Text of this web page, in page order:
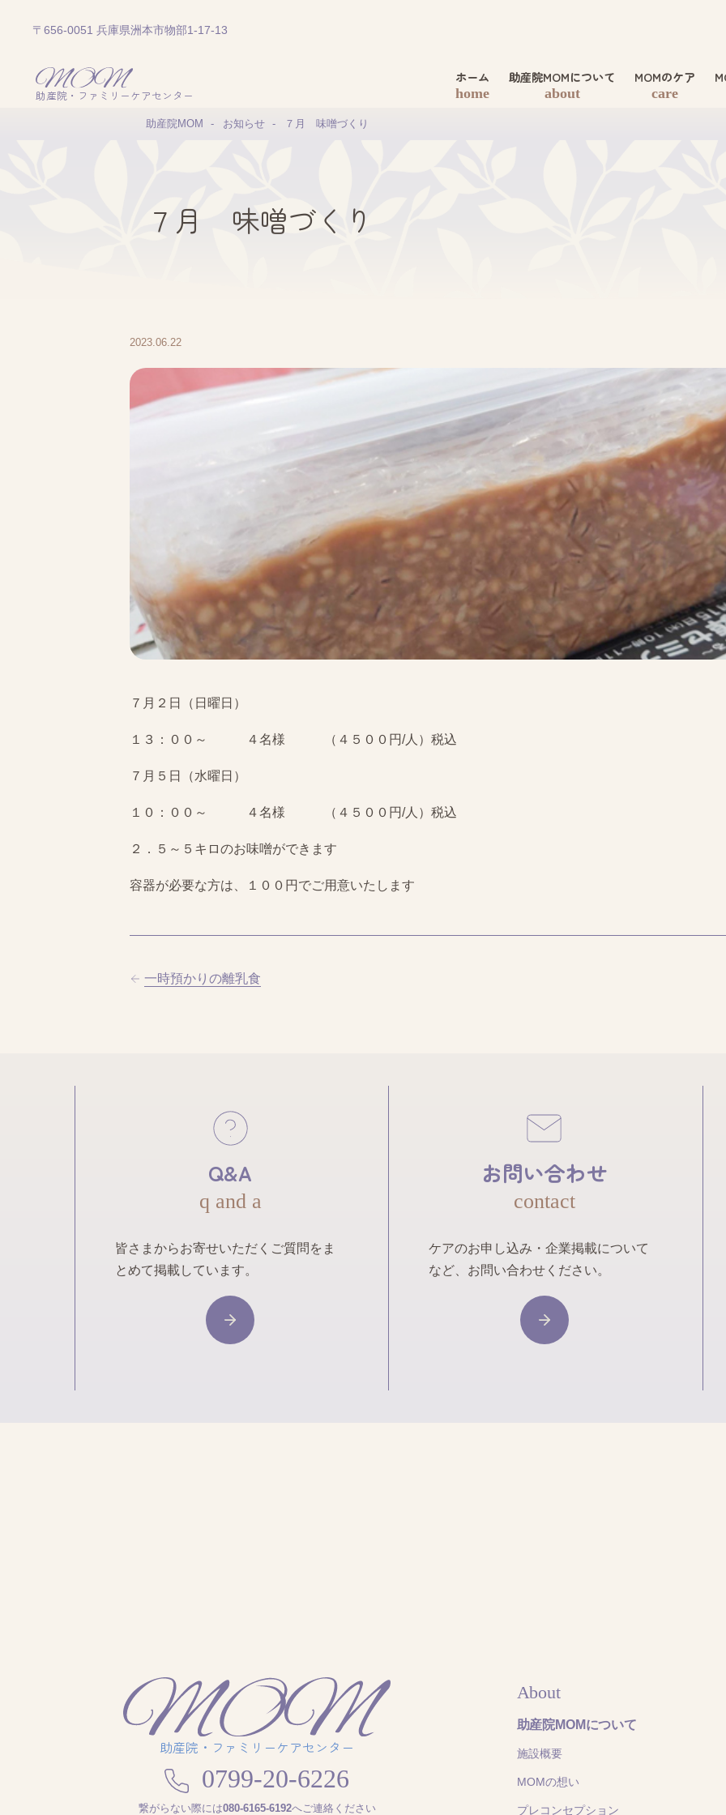
〒656-0051 兵庫県洲本市物部1-17-13
助産院・ファミリーケアセンター
ホーム
home
助産院MOMについて
about
MOMのケア
care
助産院MOM お知らせ ７月 味噌づくり
７月 味噌づくり
2023.06.22
７月２日（日曜日）
１３：００～ ４名様 （４５００円/人）税込
７月５日（水曜日）
１０：００～ ４名様 （４５００円/人）税込
２．５～５キロのお味噌ができます
容器が必要な方は、１００円でご用意いたします
一時預かりの離乳食
Q&A
q and a
皆さまからお寄せいただくご質問をま
とめて掲載しています。
お問い合わせ
contact
ケアのお申し込み・企業掲載について
など、お問い合わせください。
助産院・ファミリーケアセンター
0799-20-6226
繋がらない際には080-6165-6192へご連絡ください
About
助産院MOMについて
施設概要
MOMの想い
プレコンセプション